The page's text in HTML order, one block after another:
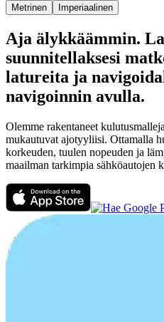
Metrinen Imperiaalinen
Aja älykkäämmin.
suunnitellaksesi
latureita ja
navigoinnin avulla.
Olemme rakentaneet
mukautuvat ajotyyliisi. Ottamalla
korkeuden, tuulen nopeuden ja
maailman tarkimpia sähköautojen